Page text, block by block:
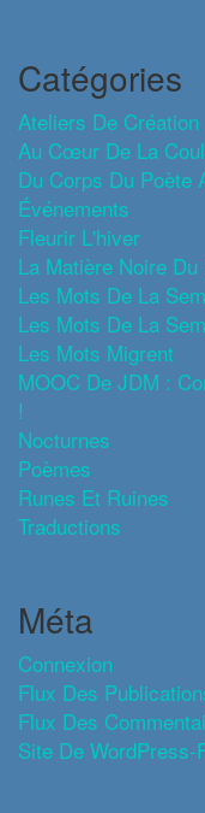
Catégories
Ateliers De Création
Au Cœur De La
Du Corps Du Poète
Événements
Fleurir L'hiver
La Matière Noire Du
Les Mots De La
Les Mots De La
Les Mots Migrent
MOOC De JDM :
!
Nocturnes
Poèmes
Runes Et Ruines
Traductions
Méta
Connexion
Flux Des
Flux Des
Site De WordPress-